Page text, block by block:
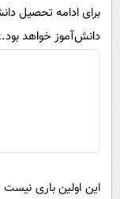
برای ادامه تحصیل
دانش‌آموز خواهد
این اولین باری